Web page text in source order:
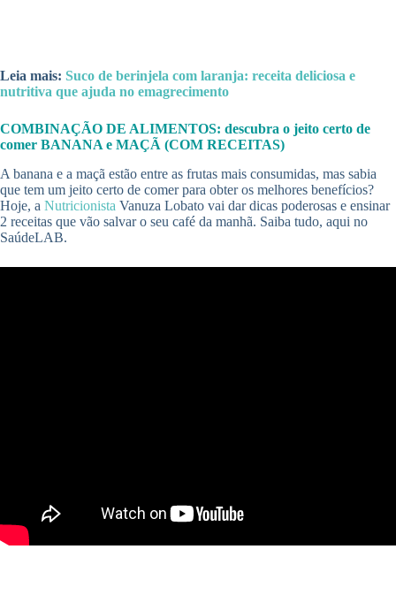
Leia mais: Suco de berinjela com laranja: receita deliciosa e
nutritiva que ajuda no emagrecimento
COMBINAÇÃO DE ALIMENTOS: descubra o jeito certo de
comer BANANA e MAÇÃ (COM RECEITAS)
A banana e a maçã estão entre as frutas mais consumidas, mas sabia
que tem um jeito certo de comer para obter os melhores benefícios?
Hoje, a Nutricionista Vanuza Lobato vai dar dicas poderosas e ensinar
2 receitas que vão salvar o seu café da manhã. Saiba tudo, aqui no
SaúdeLAB.